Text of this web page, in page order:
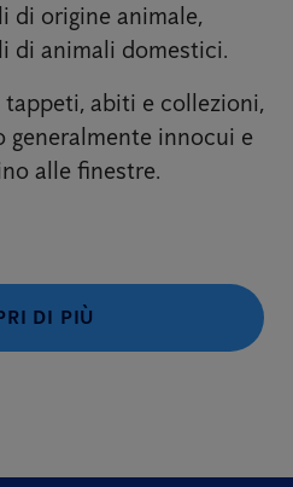
di origine animale,
di animali domestici.
tappeti, abiti e collezioni,
generalmente innocui e
alle finestre.
DI PIÙ